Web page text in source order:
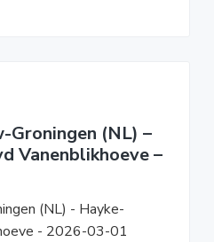
(NL) –
Vanenblikhoeve –
(NL) - Hayke-
- 2026-03-01